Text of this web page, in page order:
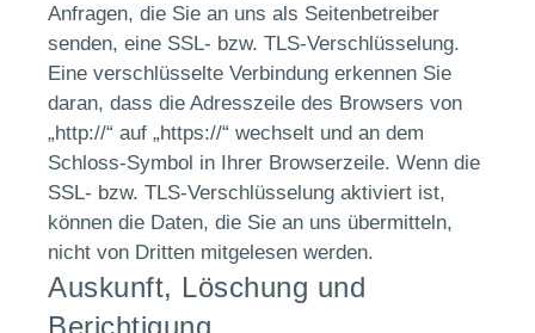
Anfragen, die Sie an uns als Seitenbetreiber
senden, eine SSL- bzw. TLS-Verschlüsselung.
Eine verschlüsselte Verbindung erkennen Sie
daran, dass die Adresszeile des Browsers von
„http://“ auf „https://“ wechselt und an dem
Schloss-Symbol in Ihrer Browserzeile. Wenn die
SSL- bzw. TLS-Verschlüsselung aktiviert ist,
können die Daten, die Sie an uns übermitteln,
nicht von Dritten mitgelesen werden.
Auskunft, Löschung und
Berichtigung